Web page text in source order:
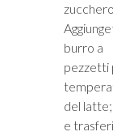
burro a
pezzetti
del
e